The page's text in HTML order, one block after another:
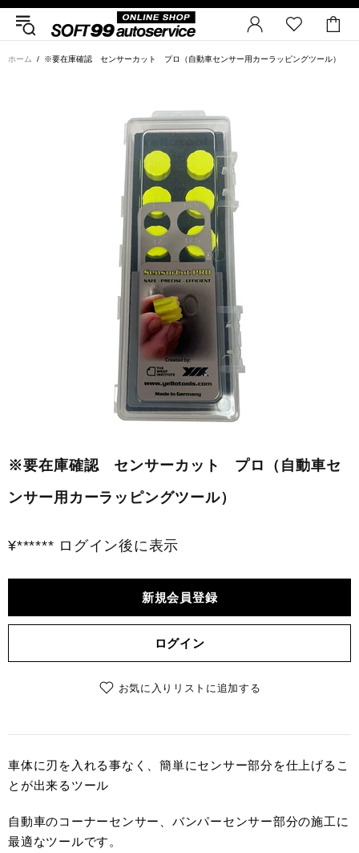
ホーム ※要在庫確認 センサーカット プロ（自動車センサー用カーラッピングツール）
※要在庫確認 センサーカット プロ（自動車セ
ンサー用カーラッピングツール）
¥****** ログイン後に表示
新規会員登録
ログイン
お気に入りリストに追加する
車体に刃を入れる事なく、簡単にセンサー部分を仕上げるこ
とが出来るツール
自動車のコーナーセンサー、バンパーセンサー部分の施工に
最適なツールです。